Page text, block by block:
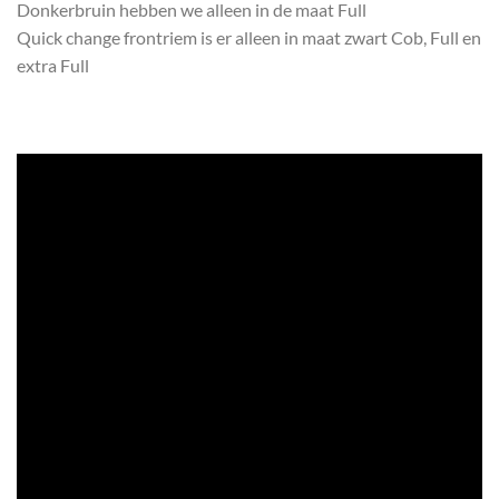
Donkerbruin hebben we alleen in de maat Full
Quick change frontriem is er alleen in maat zwart Cob, Full en
extra Full